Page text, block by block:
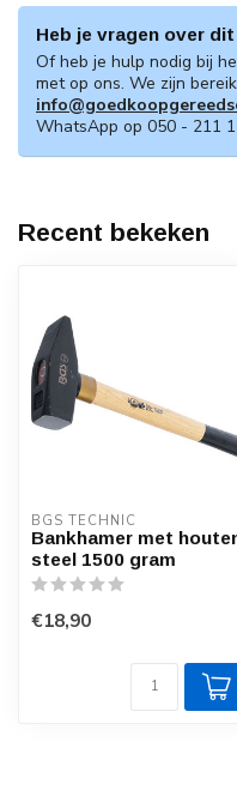
Heb je vragen over
Of heb je hulp nodig bij
met op ons. We zijn
WhatsApp op 050 - 211
Recent bekeken
BGS TECHNIC
Bankhamer met
steel 1500 gram
€18,90